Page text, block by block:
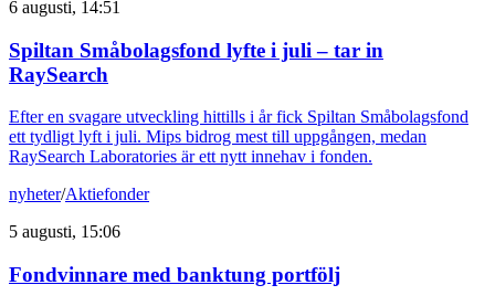
6 augusti, 14:51
Spiltan Småbolagsfond lyfte i juli – tar in
RaySearch
Efter en svagare utveckling hittills i år fick Spiltan Småbolagsfond
ett tydligt lyft i juli. Mips bidrog mest till uppgången, medan
RaySearch Laboratories är ett nytt innehav i fonden.
nyheter/Aktiefonder
5 augusti, 15:06
Fondvinnare med banktung portfölj